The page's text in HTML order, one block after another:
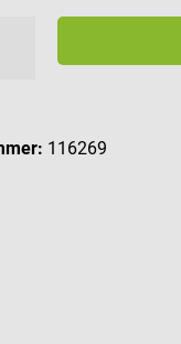
116269